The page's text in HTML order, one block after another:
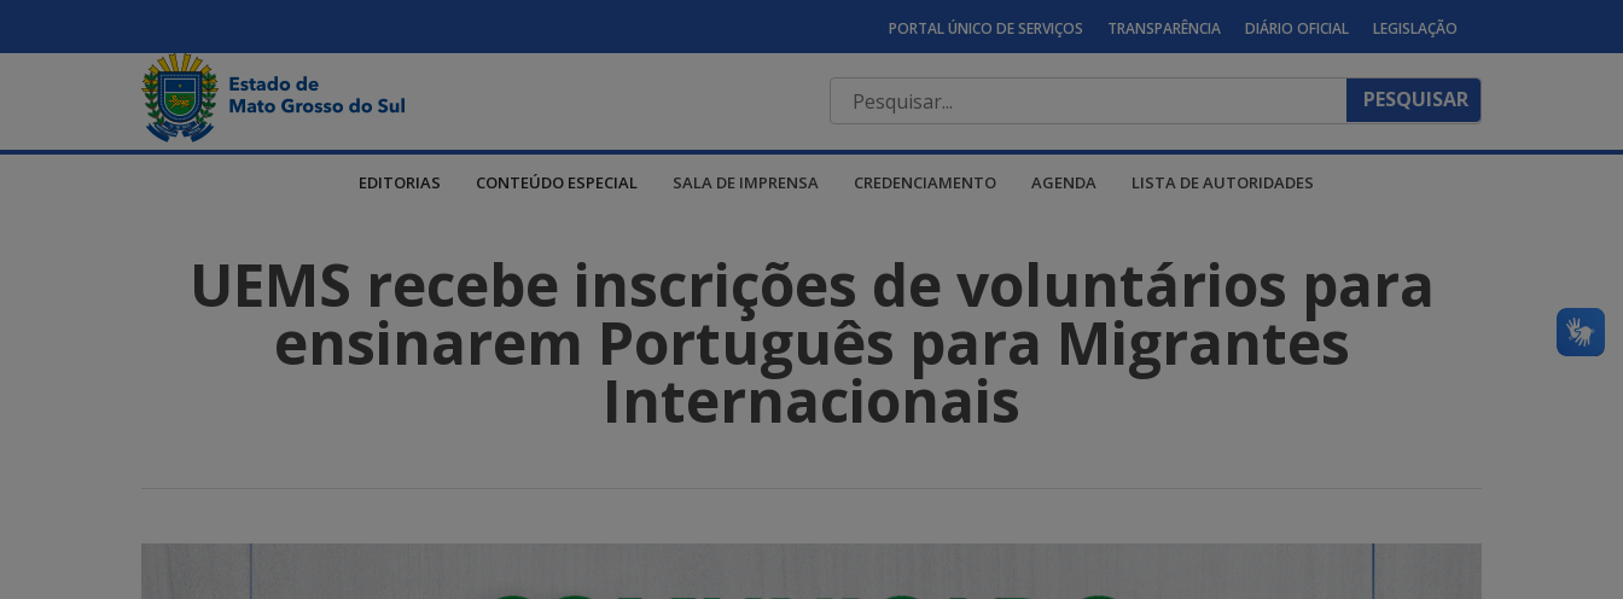
PORTAL ÚNICO DE SERVIÇOS TRANSPARÊNCIA DIÁRIO OFICIAL LEGISLAÇÃO
EDITORIAS CONTEÚDO ESPECIAL SALA DE IMPRENSA CREDENCIAMENTO AGENDA LISTA DE AUTORIDADES
UEMS recebe inscrições de voluntários para
ensinarem Português para Migrantes
Internacionais